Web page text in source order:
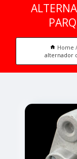
Home
alternador